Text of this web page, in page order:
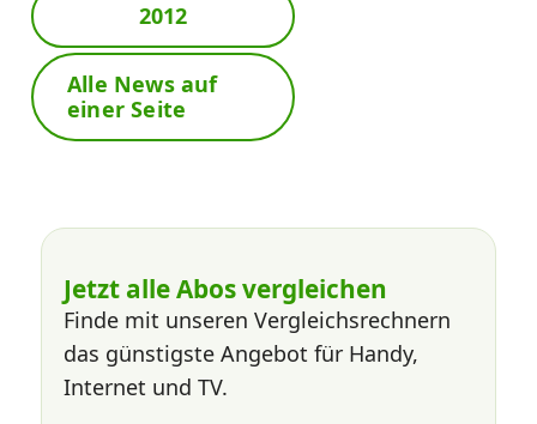
2012
Alle News auf
einer Seite
Jetzt alle Abos vergleichen
Finde mit unseren Vergleichsrechnern
das günstigste Angebot für Handy,
Internet und TV.